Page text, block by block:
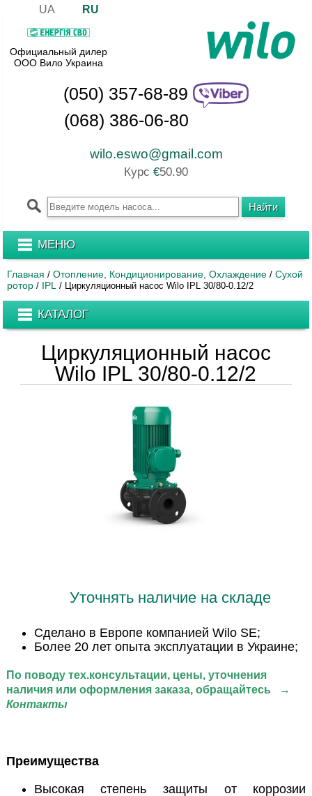
UA RU
Официальный дилер
ООО Вило Украина
(050) 357-68-89
(068) 386-06-80
wilo.eswo@gmail.com
Курс €50.90
МЕНЮ
Главная / Отопление, Кондиционирование, Охлаждение / Сухой
ротор / IPL / Циркуляционный насос Wilo IPL 30/80-0.12/2
КАТАЛОГ
Циркуляционный насос
Wilo IPL 30/80-0.12/2
Уточнять наличие на складе
Сделано в Европе компанией Wilo SE;
Более 20 лет опыта эксплуатации в Украине;
По поводу тех.консультации, цены, уточнения
наличия или оформления заказа, обращайтесь
→
Контакты
Преимущества
Высокая степень защиты от коррозии